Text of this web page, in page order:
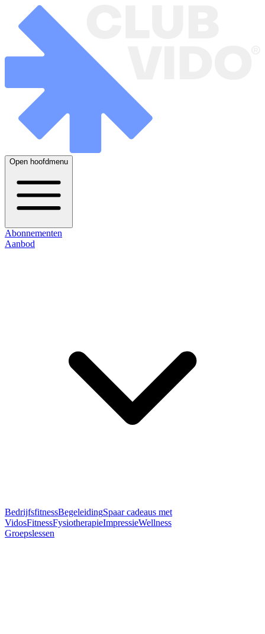
Open hoofdmenu
Abonnementen
Aanbod
BedrijfsfitnessBegeleidingSpaar cadeaus met
VidosFitnessFysiotherapieImpressieWellness
Groepslessen